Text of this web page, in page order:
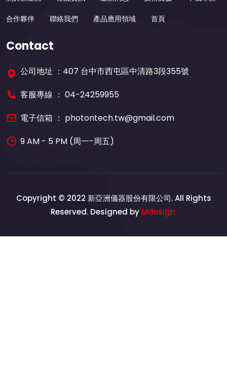
合作夥伴 聯絡我們 產品應用領域 首頁
Contact
公司地址 ：407 台中市西屯區中清路3段355號
客服專線 ： 04-24259955
電子信箱 ： photontech.tw@gmail.com
9 AM - 5 PM (周一-周五)
Copyright © 2022 新亞洲儀器股份有限公司. All Rights
Reserved. Designed by Mdesign.